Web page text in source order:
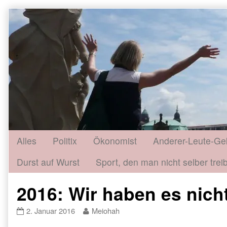
Skip
to
content
Alles Politix Ökonomist Anderer-Leute-
Durst auf Wurst
Sport, den man nicht selber
2016: Wir haben es
2016:
2. Januar 2016
Read
Meiohah